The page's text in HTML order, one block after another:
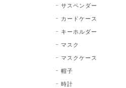
サスペンダー
カードケース
キーホルダー
マスク
マスクケース
帽子
時計